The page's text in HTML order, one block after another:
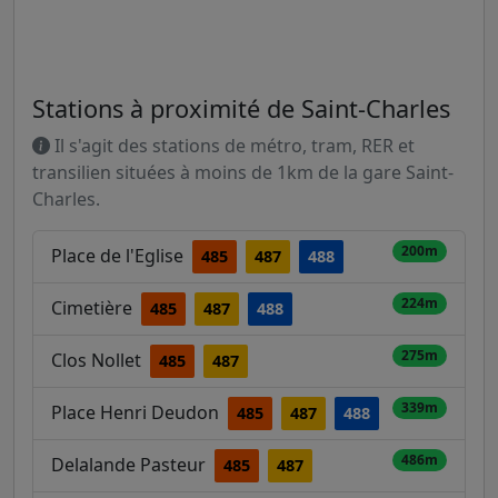
Stations à proximité de Saint-Charles
Il s'agit des stations de métro, tram, RER et
transilien situées à moins de 1km de la gare Saint-
Charles.
Place de l'Eglise 485 487 488 200m
Cimetière 485 487 488 224m
Clos Nollet 485 487 275m
Place Henri Deudon 485 487 488 339m
Delalande Pasteur 485 487 486m